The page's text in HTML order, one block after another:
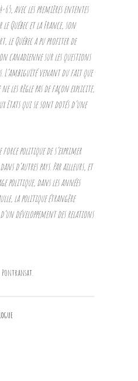
avec les premières ententes
Québec et la France, son
le Québec a pu profiter de
canadienne sur les questions
venant du fait que
les règle pas de façon explicite,
qui se sont dotés d’une
politique de s’exprimer
d’autres pays. Par ailleurs, et
politique, dans les années
la politique étrangère
développement des relations
Pontransat